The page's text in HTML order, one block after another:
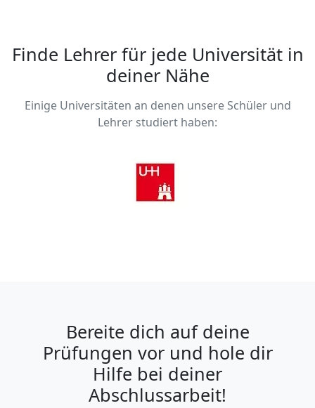
Finde Lehrer für jede Universität in
deiner Nähe
Einige Universitäten an denen unsere Schüler und
Lehrer studiert haben:
Bereite dich auf deine
Prüfungen vor und hole dir
Hilfe bei deiner
Abschlussarbeit!